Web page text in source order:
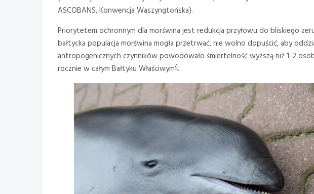
ASCOBANS, Konwencja Waszyngtońska).
Priorytetem ochronnym dla morświna jest redukcja przyłowu do bliskiego
bałtycka populacja morświna mogła przetrwać, nie wolno dopuścić, aby
antropogenicznych czynników powodowało śmiertelność wyższą niż 1-2
rocznie w całym Bałtyku Właściwym4.